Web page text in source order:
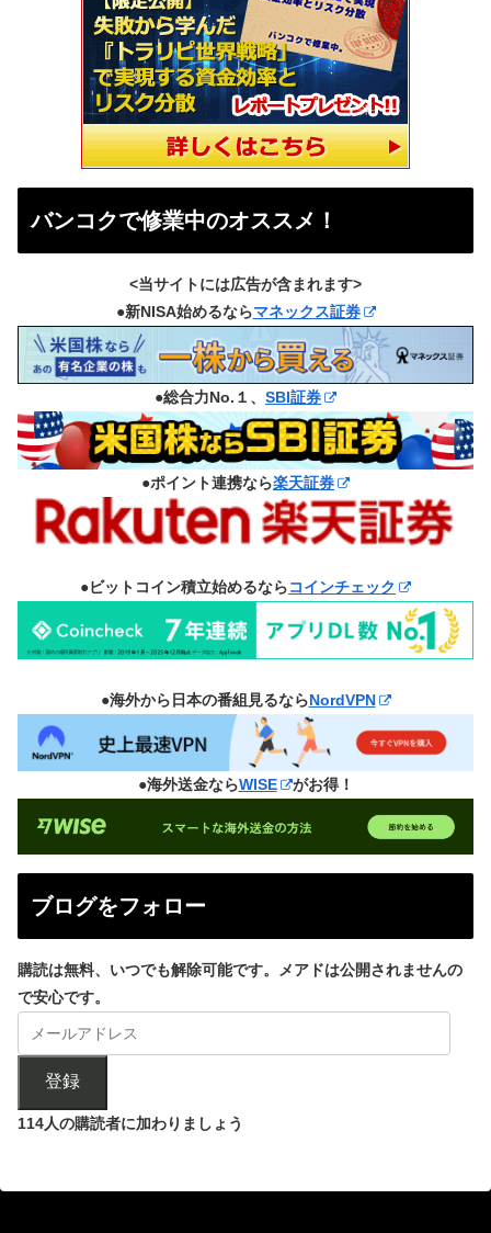
バンコクで修業中のオススメ！
<当サイトには広告が含まれます>
●新NISA始めるならマネックス証券
●総合力No.１、 SBI証券
●ポイント連携なら楽天証券
●ビットコイン積立始めるならコインチェック
●海外から日本の番組見るならNordVPN
●海外送金ならWISE がお得！
ブログをフォロー
購読は無料、いつでも解除可能です。メアドは公開されませんの
で安心です。
登録
114人の購読者に加わりましょう